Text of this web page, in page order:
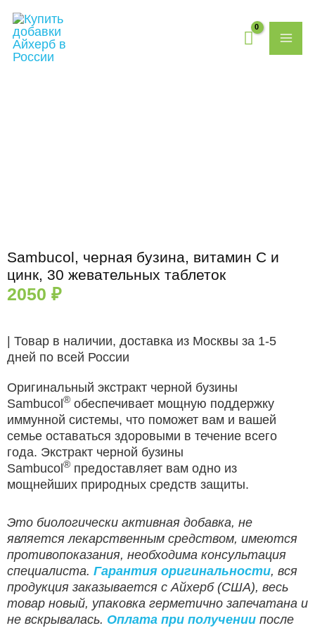
содержимому
Sambucol, черная бузина, витамин C и
цинк, 30 жевательных таблеток
2050 ₽
| Товар в наличии, доставка из Москвы за 1-5
дней по всей России
Оригинальный экстракт черной бузины
Sambucol®обеспечивает мощную поддержку
иммунной системы, что поможет вам и вашей
семье оставаться здоровыми в течение всего
года. Экстракт черной бузины
Sambucol®предоставляет вам одно из
мощнейших природных средств защиты.
Это биологически активная добавка, не
является лекарственным средством, имеются
противопоказания, необходима консультация
специалиста. Гарантия оригинальности, вся
продукция заказывается с Айхерб (США), весь
товар новый, упаковка герметично запечатана и
не вскрывалась. Оплата при получениипосле
жевательных
таблеток